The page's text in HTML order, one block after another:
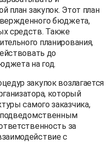
план закупок. Этот план
бюджета,
средств. Также
планирования,
до
на год.
закупок возлагается
который
самого заказчика,
за
с